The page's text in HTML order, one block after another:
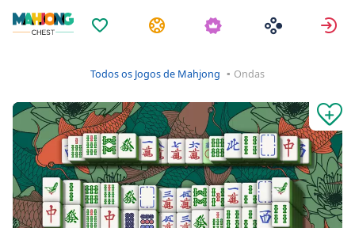
Favoritos Tarefas
Todos os Jogos de Mahjong Ondas